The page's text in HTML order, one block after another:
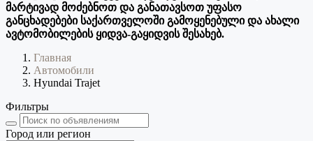
მარტივად მოძებნოთ და განათავსოთ უფასო
განცხადებები საქართველოში გამოყენებული და ახალი
ავტომობილების ყიდვა-გაყიდვის შესახებ.
Главная
Автомобили
Hyundai Trajet
Фильтры
Город или регион